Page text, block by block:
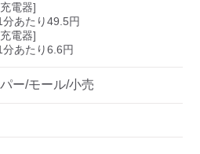
電器]
分あたり49.5円
電器]
分あたり6.6円
ー/モール/小売